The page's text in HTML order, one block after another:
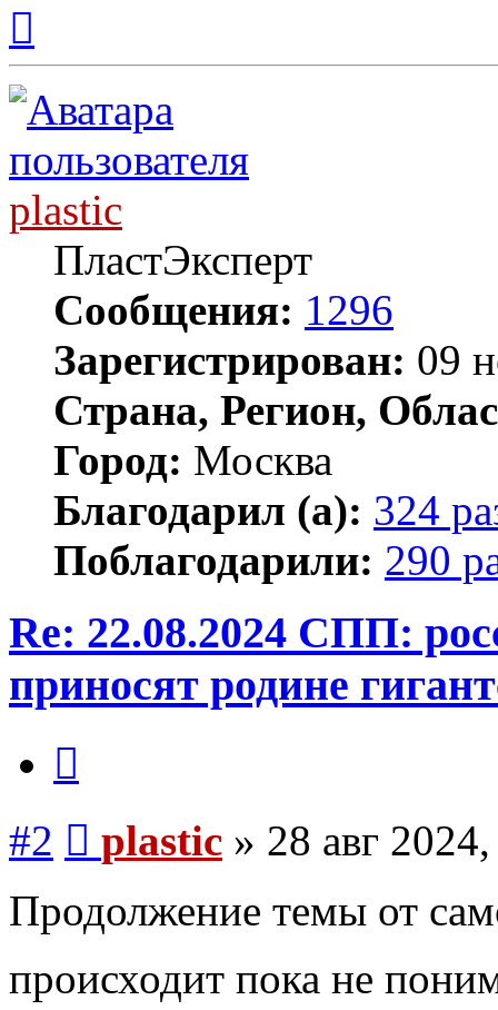
началу
plastic
ПластЭксперт
Сообщения: 1296
Зарегистрирован: 09
Страна, Регион,
Город: Москва
Благодарил (а): 324
Поблагодарили: 290
Re: 22.08.2024 СПП:
приносят родине
#2 plastic » 28 авг
Продолжение темы от
происходит пока не